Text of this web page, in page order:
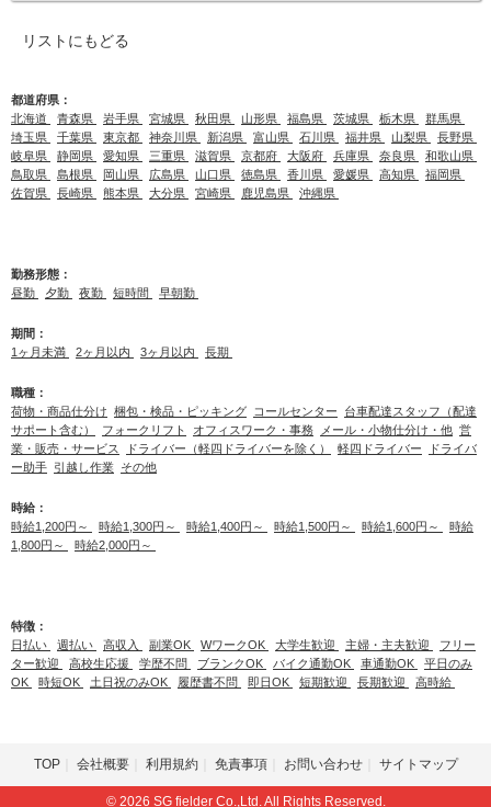
リストにもどる
都道府県：
北海道
青森県 岩手県 宮城県 秋田県 山形県 福島県 茨城県 栃木県
群馬県
埼玉県
千葉県 東京都 神奈川県 新潟県 富山県 石川県 福井県 山梨県
長野県
岐阜県
静岡県 愛知県 三重県 滋賀県 京都府 大阪府 兵庫県 奈良県
和歌山県
鳥取県
島根県 岡山県 広島県 山口県 徳島県 香川県 愛媛県 高知県
福岡県
佐賀県
長崎県 熊本県 大分県 宮崎県 鹿児島県 沖縄県
勤務形態：
昼勤
夕勤 夜勤 短時間 早朝勤
期間：
1ヶ月未満
2ヶ月以内 3ヶ月以内 長期
職種：
荷物・商品仕分け 梱包・検品・ピッキング コールセンター
台車配達スタッフ（配達
サポート含む）
フォークリフト オフィスワーク・事務 メール・小物仕分け・他 営
業・販売・サービス
ドライバー（軽四ドライバーを除く） 軽四ドライバー
ドライバ
ー助手 引越し作業 その他
時給：
時給1,200円～
時給1,300円～ 時給1,400円～ 時給1,500円～ 時給1,600円～
時給
1,800円～
時給2,000円～
特徴：
日払い
週払い 高収入 副業OK WワークOK 大学生歓迎 主婦・主夫歓迎
フリー
ター歓迎
高校生応援 学歴不問 ブランクOK バイク通勤OK 車通勤OK
平日のみ
OK
時短OK 土日祝のみOK 履歴書不問 即日OK 短期歓迎 長期歓迎 高時給
TOP 会社概要 利用規約 免責事項 お問い合わせ サイトマップ
© 2026 SG fielder Co.,Ltd. All Rights Reserved.